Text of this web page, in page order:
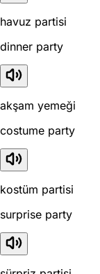
havuz partisi
dinner party
akşam yemeği
costume party
kostüm partisi
surprise party